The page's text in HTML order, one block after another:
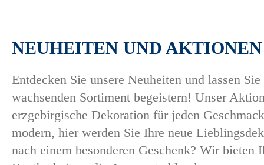
NEUHEITEN UND AKTIONEN
Entdecken Sie unsere Neuheiten und lassen
wachsenden Sortiment begeistern! Unser
erzgebirgische Dekoration für jeden
modern, hier werden Sie Ihre neue
nach einem besonderen Geschenk? Wir bieten